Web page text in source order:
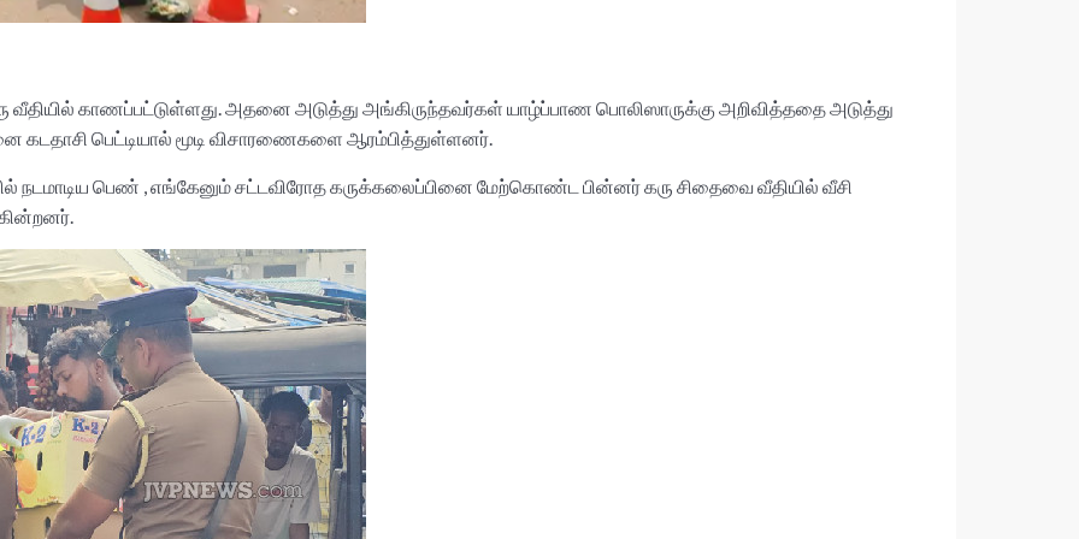
வீதியில் காணப்பட்டுள்ளது. அதனை அடுத்து அங்கிருந்தவர்கள் யாழ்ப்பாண பொலிஸாருக்கு அறிவித்ததை அடுத்து
கடதாசி பெட்டியால் மூடி விசாரணைகளை ஆரம்பித்துள்ளனர்.
நடமாடிய பெண் , எங்கேனும் சட்டவிரோத கருக்கலைப்பினை மேற்கொண்ட பின்னர் கரு சிதைவை வீதியில் வீசி